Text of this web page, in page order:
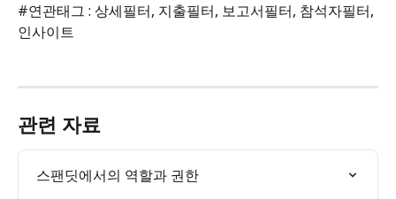
#연관태그 : 상세필터, 지출필터, 보고서필터, 참석자필터,
인사이트
관련 자료
스팬딧에서의 역할과 권한